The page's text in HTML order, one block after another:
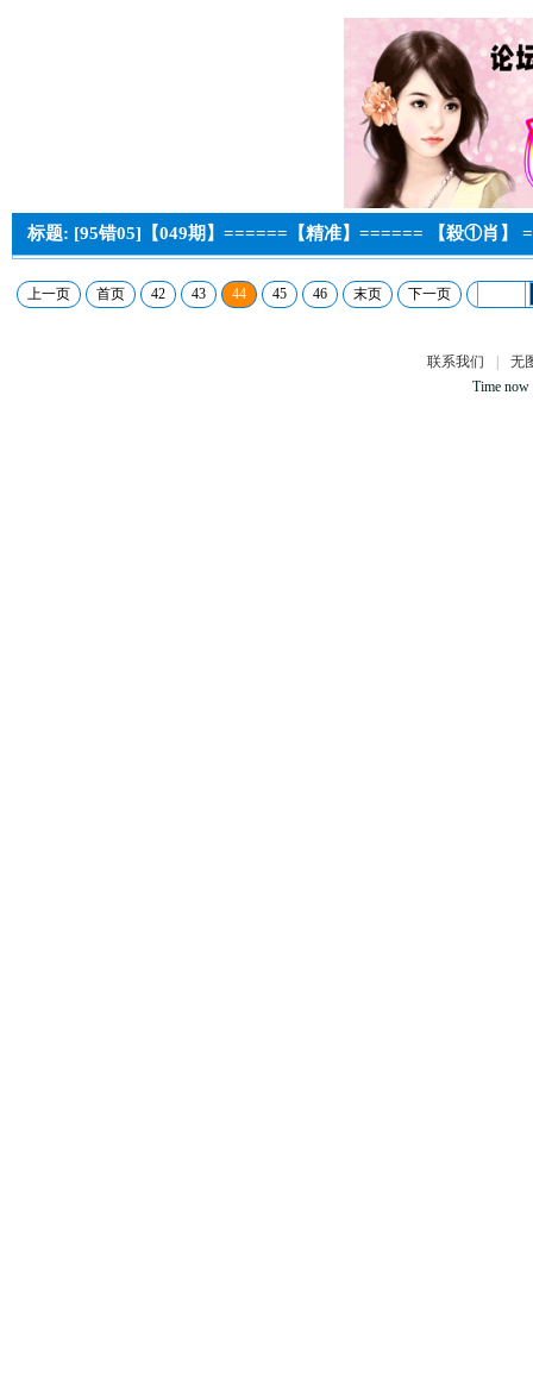
标题: [95错05]【049期】======【精准】====== 【殺①肖】
上一页 首页 42 43 44 45 46 末页 下一页
联系我们
无
Time now